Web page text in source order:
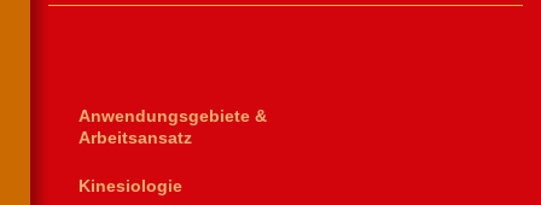
Anwendungsgebiete &
Arbeitsansatz
Kinesiologie